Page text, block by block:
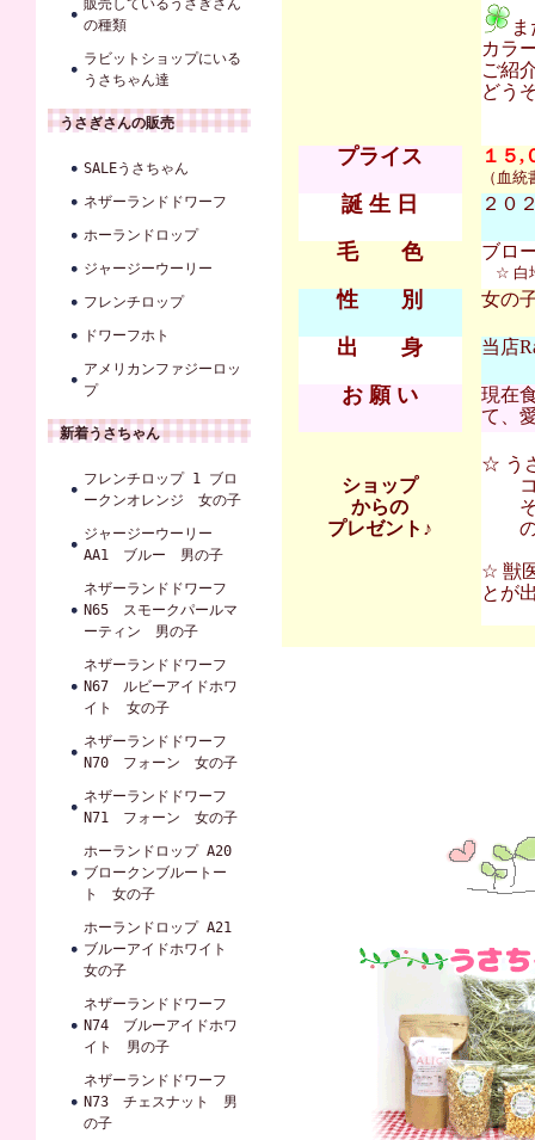
販売しているうさぎさん
の種類
ラビットショップにいる
うさちゃん達
うさぎさんの販売
SALEうさちゃん
ネザーランドドワーフ
ホーランドロップ
ジャージーウーリー
フレンチロップ
ドワーフホト
アメリカンファジーロッ
プ
新着うさちゃん
フレンチロップ 1 ブロ
ークンオレンジ 女の子
ジャージーウーリー
AA1 ブルー 男の子
ネザーランドドワーフ
N65 スモークパールマ
ーティン 男の子
ネザーランドドワーフ
N67 ルビーアイドホワ
イト 女の子
ネザーランドドワーフ
N70 フォーン 女の子
ネザーランドドワーフ
N71 フォーン 女の子
ホーランドロップ A20
ブロークンブルートー
ト 女の子
ホーランドロップ A21
ブルーアイドホワイト
女の子
ネザーランドドワーフ
N74 ブルーアイドホワ
イト 男の子
ネザーランドドワーフ
N73 チェスナット 男
の子
カラ
ご紹
どう
プライス １５,
（血
誕 生 日 ２０
毛 色 ブロ
☆ 白
性 別 女の
出 身 当店
お 願 い
現在
て、
ショップ
からの
プレゼント♪
☆ う
コ
そ
の
☆ 獣
とが